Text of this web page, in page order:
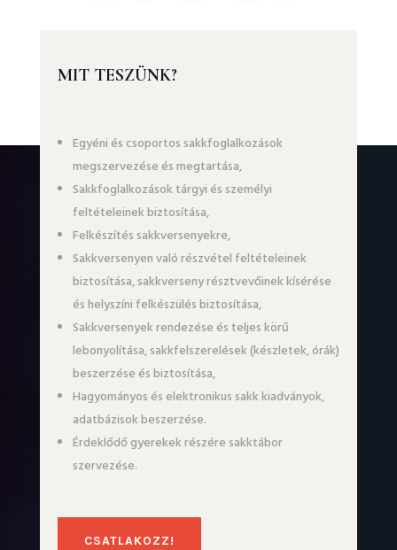
MIT TESZÜNK?
Egyéni és csoportos sakkfoglalkozások
megszervezése és megtartása,
Sakkfoglalkozások tárgyi és személyi
feltételeinek biztosítása,
Felkészítés sakkversenyekre,
Sakkversenyen való részvétel feltételeinek
biztosítása, sakkverseny résztvevőinek kísérése
és helyszíni felkészülés biztosítása,
Sakkversenyek rendezése és teljes körű
lebonyolítása, sakkfelszerelések (készletek, órák)
beszerzése és biztosítása,
Hagyományos és elektronikus sakk kiadványok,
adatbázisok beszerzése.
Érdeklődő gyerekek részére sakktábor
szervezése.
CSATLAKOZZ!